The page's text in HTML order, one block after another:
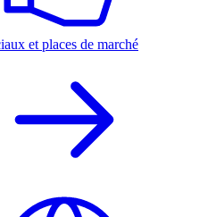
et places de marché